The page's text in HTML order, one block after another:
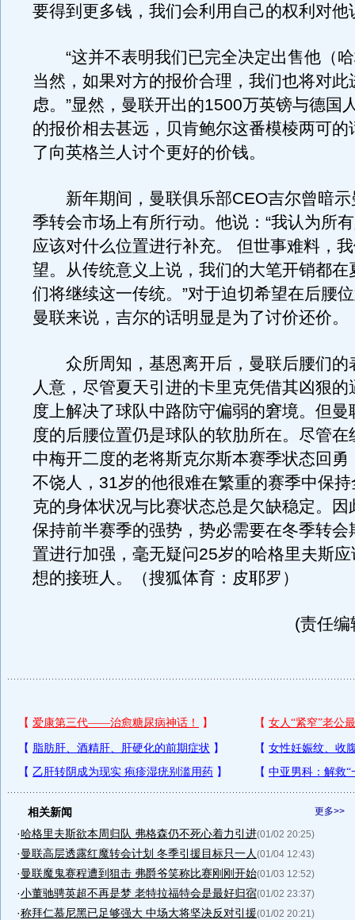
要得到更多钱，我们会利用自己的权利对他
“这并不表明我们已完全决定出售他（哈
当然，如果对方的报价合理，我们也将对此
虑。”显然，曼联开出的1500万英镑与德国
的报价相去甚远，贝肯鲍尔这番模棱两可的
了向英格兰人讨个更好的价钱。
新年期间，曼联俱乐部CEO吉尔曾暗示
季转会市场上有所行动。他说：“我认为所
应该对什么位置进行补充。 但世事难料，
望。从传统意义上说，我们的大笔开销都在
们将继续这一传统。”对于迫切希望在后腰
曼联来说，吉尔的话明显是为了讨价还价。
众所周知，基恩离开后，曼联后腰们的
人意，尽管夏天引进的卡里克凭借其凶狠的
度上解决了球队中路防守偏弱的窘境。但曼
度的后腰位置仍是球队的软肋所在。尽管在
中梅开二度的老将斯克尔斯本赛季状态回勇
不饶人，31岁的他很难在繁重的赛季中保
克的身体状况与比赛状态总是欠缺稳定。因
保持前半赛季的强势，势必需要在冬季转会
置进行加强，毫无疑问25岁的哈格里夫斯
想的接班人。（搜狐体育：皮耶罗）
(责任
更多>>
相关新闻
·哈格里夫斯欲本周归队 弗格森仍不死心着力引进(01/02 20:25)
·曼联高层透露红魔转会计划 冬季引援目标只一人 (01/04 12:43)
·曼联魔鬼赛程遭到狙击 弗爵爷笑称比赛刚刚开始(01/03 12:52)
·小董驰骋英超不再是梦 老特拉福特会是最好归宿(01/02 23:37)
·称拜仁慕尼黑已足够强大 中场大将坚决反对引援(01/02 20:21)